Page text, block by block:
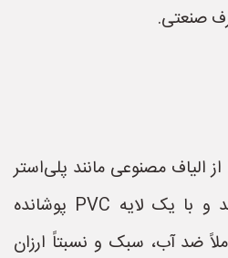
صنعتی.
الیاف مصنوعی مانند پلی‌استر
یا نایلون ساخته می‌شوند و با یک لایه PVC پوشانده
ضد آب، سبک و نسبتاً ارزان